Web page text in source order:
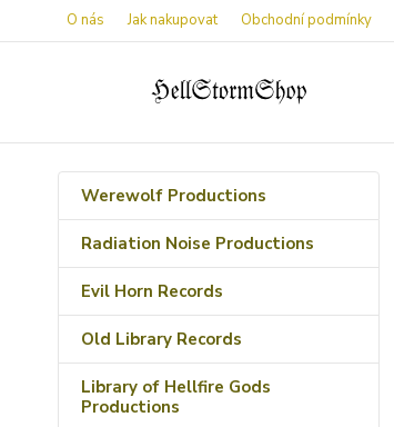
O nás Jak nakupovat Obchodní podmínky
Werewolf Productions
Radiation Noise Productions
Evil Horn Records
Old Library Records
Library of Hellfire Gods
Productions